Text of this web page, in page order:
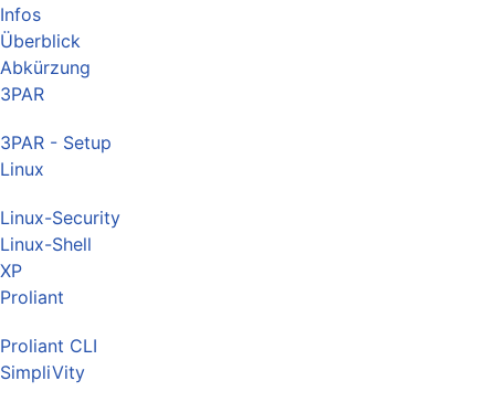
Infos
Überblick
Abkürzung
3PAR
3PAR - Setup
Linux
Linux-Security
Linux-Shell
XP
Proliant
Proliant CLI
SimpliVity